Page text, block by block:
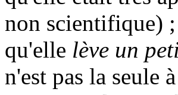
non scientifique)
qu'elle lève un
n'est pas la seule